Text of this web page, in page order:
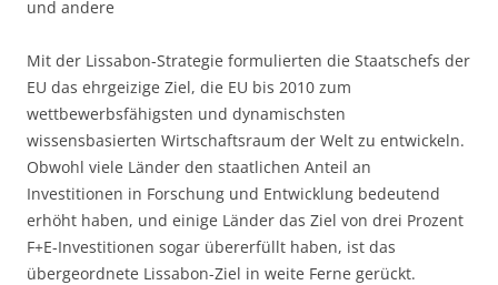
und andere
Mit der Lissabon-Strategie formulierten die Staatschefs der
EU das ehrgeizige Ziel, die EU bis 2010 zum
wettbewerbsfähigsten und dynamischsten
wissensbasierten Wirtschaftsraum der Welt zu entwickeln.
Obwohl viele Länder den staatlichen Anteil an
Investitionen in Forschung und Entwicklung bedeutend
erhöht haben, und einige Länder das Ziel von drei Prozent
F+E-Investitionen sogar übererfüllt haben, ist das
übergeordnete Lissabon-Ziel in weite Ferne gerückt.